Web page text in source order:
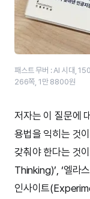
패스트 무버 : AI 시대,
266쪽, 1만 8800원
저자는 이 질문에
용법을 익히는 것
갖춰야 한다는 것
Thinking)’, ‘엘라
인사이트